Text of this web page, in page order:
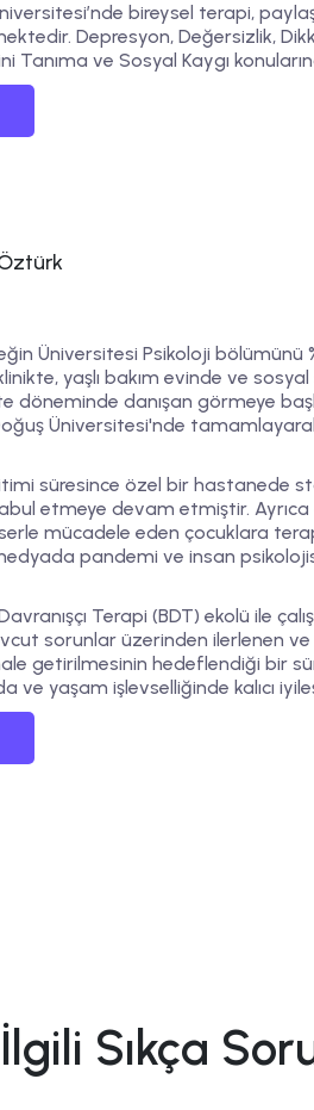
bireysel terapi,
Depresyon, Değersizlik,
Tanıma ve Sosyal Kaygı
Üniversitesi Psikoloji
yaşlı bakım evinde ve
döneminde danışan görmeye
Üniversitesi'nde
süresince özel bir hastanede
etmeye devam etmiştir. Ayrıca
mücadele eden çocuklara
pandemi ve insan
Terapi (BDT) ekolü ile
sorunlar üzerinden ilerlenen ve
getirilmesinin hedeflendiği bir
ve yaşam işlevselliğinde kalıcı
Sıkça